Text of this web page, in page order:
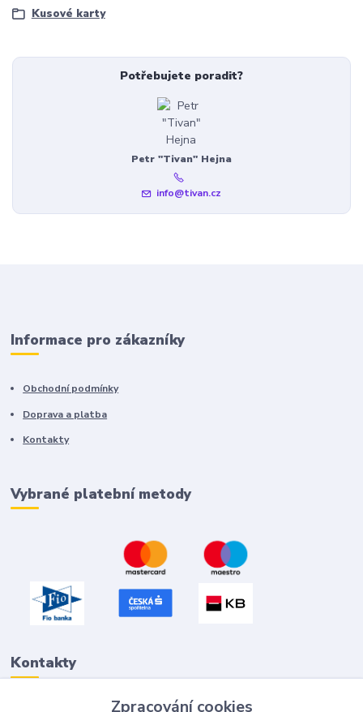
Kusové karty
Potřebujete poradit?
Petr "Tivan" Hejna
info@tivan.cz
Informace pro zákazníky
Obchodní podmínky
Doprava a platba
Kontakty
Vybrané platební metody
Kontakty
Zpracování cookies